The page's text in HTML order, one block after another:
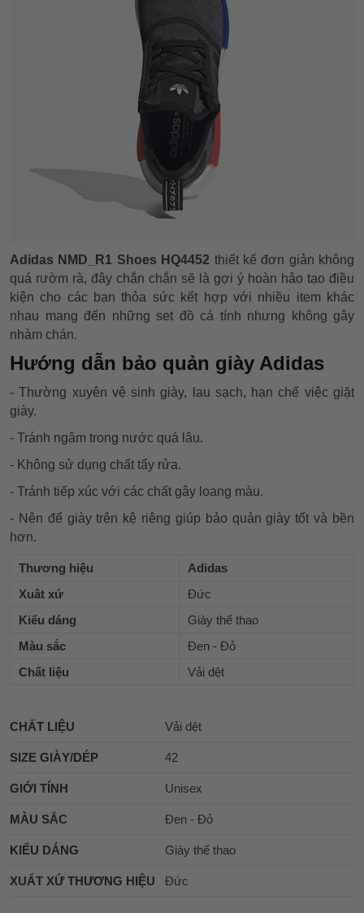
Adidas NMD_R1 Shoes HQ4452 thiết kế đơn giản không
quá rườm rà, đây chắn chắn sẽ là gợi ý hoàn hảo tạo điều
kiện cho các bạn thỏa sức kết hợp với nhiều item khác
nhau mang đến những set đồ cá tính nhưng không gây
nhàm chán.
Hướng dẫn bảo quản giày Adidas
- Thường xuyên vệ sinh giày, lau sạch, hạn chế việc giặt
giày.
- Tránh ngâm trong nước quá lâu.
- Không sử dụng chất tẩy rửa.
- Tránh tiếp xúc với các chất gây loang màu.
- Nên để giày trên kệ riêng giúp bảo quản giày tốt và bền
hơn.
Thương hiệu
Adidas
Xuât xứ
Đức
Kiểu dáng
Giày thể thao
Màu sắc
Đen - Đỏ
Chất liệu
Vải dệt
CHẤT LIỆU Vải dệt
SIZE GIÀY/DÉP 42
GIỚI TÍNH Unisex
MÀU SẮC Đen - Đỏ
KIỂU DÁNG Giày thể thao
XUẤT XỨ THƯƠNG HIỆU Đức